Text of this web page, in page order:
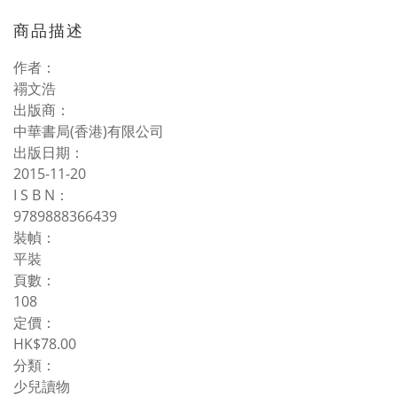
商品描述
作者：
禤文浩
出版商：
中華書局(香港)有限公司
出版日期：
2015-11-20
I S B N：
9789888366439
裝幀：
平裝
頁數：
108
定價：
HK$78.00
分類：
少兒讀物